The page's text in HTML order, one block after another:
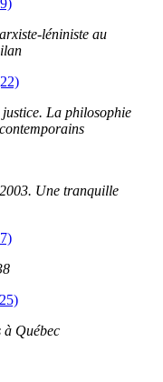
léniniste au
La philosophie
Une tranquille
à Québec